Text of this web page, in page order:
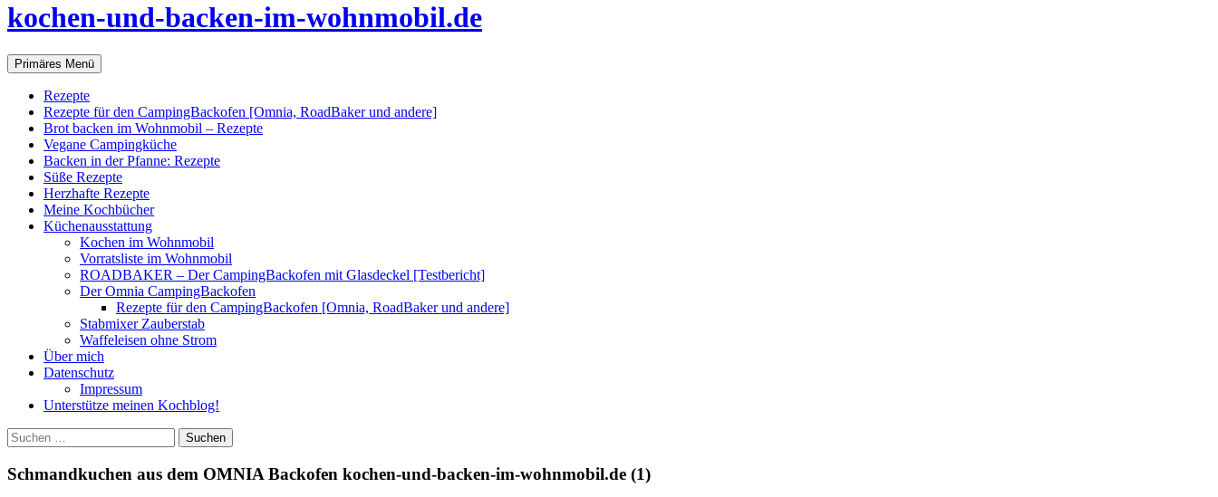
kochen-und-backen-im-wohnmobil.de
Suchen
Primäres Menü
Rezepte
Rezepte für den CampingBackofen [Omnia, RoadBaker und andere]
Brot backen im Wohnmobil – Rezepte
Vegane Campingküche
Backen in der Pfanne: Rezepte
Süße Rezepte
Herzhafte Rezepte
Meine Kochbücher
Küchenausstattung
Kochen im Wohnmobil
Vorratsliste im Wohnmobil
ROADBAKER – Der CampingBackofen mit Glasdeckel [Testbericht]
Der Omnia CampingBackofen
Rezepte für den CampingBackofen [Omnia, RoadBaker und andere]
Stabmixer Zauberstab
Waffeleisen ohne Strom
Über mich
Datenschutz
Impressum
Unterstütze meinen Kochblog!
Suchen
nach:
Schmandkuchen aus dem OMNIA Backofen kochen-und-backen-im-wohnmobil.de (1)